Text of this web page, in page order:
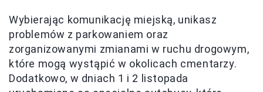
Wybierając komunikację miejską, unikasz
problemów z parkowaniem oraz
zorganizowanymi zmianami w ruchu drogowym,
które mogą wystąpić w okolicach cmentarzy.
Dodatkowo, w dniach 1 i 2 listopada